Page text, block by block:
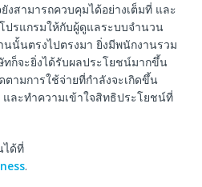
งสามารถควบคุมได้อย่างเต็มที่ และ
ปรแกรมให้กับผู้ดูแลระบบจำนวน
นนั้นตรงไปตรงมา ยิ่งมีพนักงานรวม
ทก็จะยิ่งได้รับผลประโยชน์มากขึ้น
ามการใช้จ่ายที่กำลังจะเกิดขึ้น
ละทำความเข้าใจสิทธิประโยชน์ที่
ได้ที่
.